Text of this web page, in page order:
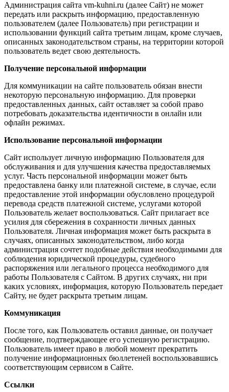
Администрация сайта vm-kuhni.ru (далее Сайт) не может
передать или раскрыть информацию, предоставленную
пользователем (далее Пользователь) при регистрации и
использовании функций сайта третьим лицам, кроме случаев,
описанных законодательством страны, на территории которой
пользователь ведет свою деятельность.
Получение персональной информации
Для коммуникации на сайте пользователь обязан внести
некоторую персональную информацию. Для проверки
предоставленных данных, сайт оставляет за собой право
потребовать доказательства идентичности в онлайн или
офлайн режимах.
Использование персональной информации
Сайт использует личную информацию Пользователя для
обслуживания и для улучшения качества предоставляемых
услуг. Часть персональной информации может быть
предоставлена банку или платежной системе, в случае, если
предоставление этой информации обусловлено процедурой
перевода средств платежной системе, услугами которой
Пользователь желает воспользоваться. Сайт прилагает все
усилия для сбережения в сохранности личных данных
Пользователя. Личная информация может быть раскрыта в
случаях, описанных законодательством, либо когда
администрация сочтет подобные действия необходимыми для
соблюдения юридической процедуры, судебного
распоряжения или легального процесса необходимого для
работы Пользователя с Сайтом. В других случаях, ни при
каких условиях, информация, которую Пользователь передает
Сайту, не будет раскрыта третьим лицам.
Коммуникация
После того, как Пользователь оставил данные, он получает
сообщение, подтверждающее его успешную регистрацию.
Пользователь имеет право в любой момент прекратить
получение информационных бюллетеней воспользовавшись
соответствующим сервисом в Сайте.
Ссылки